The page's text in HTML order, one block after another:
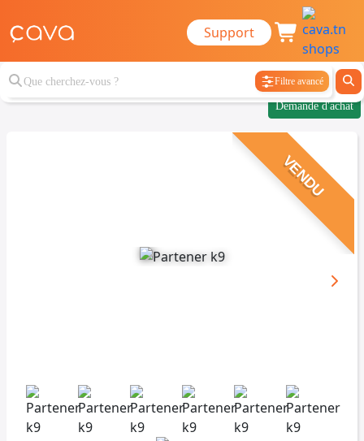
Support
Filtre avancé
Demande d'achat
VENDU